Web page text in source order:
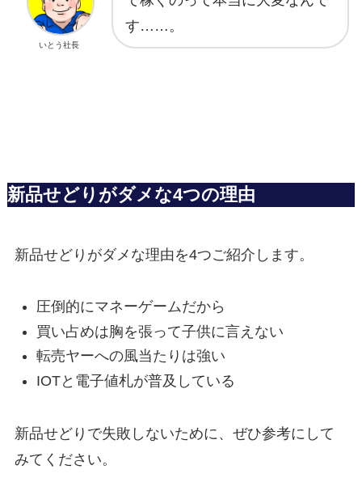
す……。
いとう社長
新品せどりがダメな4つの理由
新品せどりがダメな理由を4つご紹介します。
圧倒的にマネーゲームだから
買い占めは胸を張って子供に言えない
転売ヤーへの風当たりは強い
IOTと電子値札が普及している
新品せどりで失敗しないために、ぜひ参考にして
みてください。